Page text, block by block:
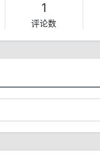
1
评论数